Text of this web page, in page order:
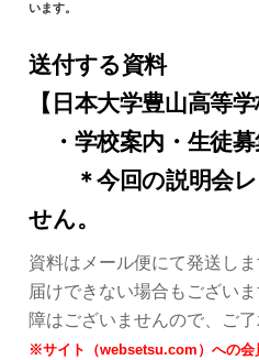
います。
送付する資料
【日本大学豊山高等学
・学校案内・生徒募
＊今回の説明会レ
せん。
資料はメール便にて発送し
届けできない場合もござい
障はございませんので、ご了
※サイト（websetsu.com）への会